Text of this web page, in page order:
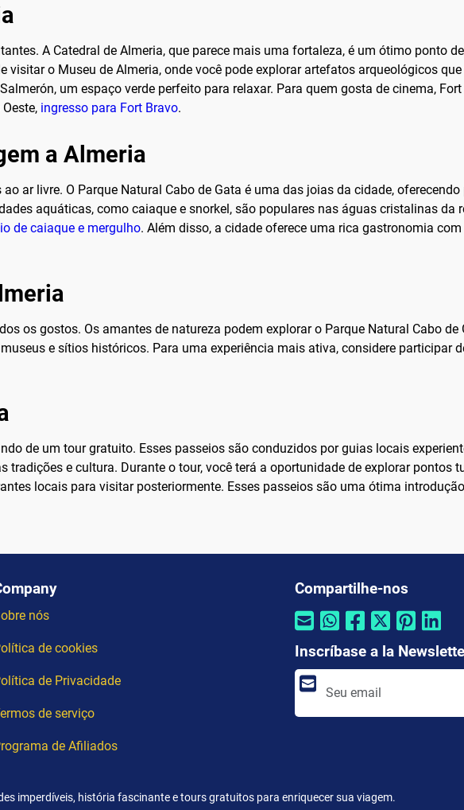
A Catedral de Almeria, que parece mais uma fortaleza, é um ótimo ponto
visitar o Museu de Almeria, onde você pode explorar artefatos arqueológicos
um espaço verde perfeito para relaxar. Para quem gosta de cinema,
ingresso para Fort Bravo.
a Almeria
ar livre. O Parque Natural Cabo de Gata é uma das joias da cidade,
aquáticas, como caiaque e snorkel, são populares nas águas cristalinas da
de caiaque e mergulho. Além disso, a cidade oferece uma rica gastronomia
os gostos. Os amantes de natureza podem explorar o Parque Natural Cabo de
e sítios históricos. Para uma experiência mais ativa, considere participar
de um tour gratuito. Esses passeios são conduzidos por guias locais
e cultura. Durante o tour, você terá a oportunidade de explorar pontos
locais para visitar posteriormente. Esses passeios são uma ótima
nós
de cookies
de Privacidade
de serviço
de Afiliados
Compartilhe-nos
Inscríbase a la
imperdíveis, história fascinante e tours gratuitos para enriquecer sua viagem.